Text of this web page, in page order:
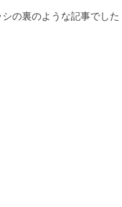
シの裏のような記事でした